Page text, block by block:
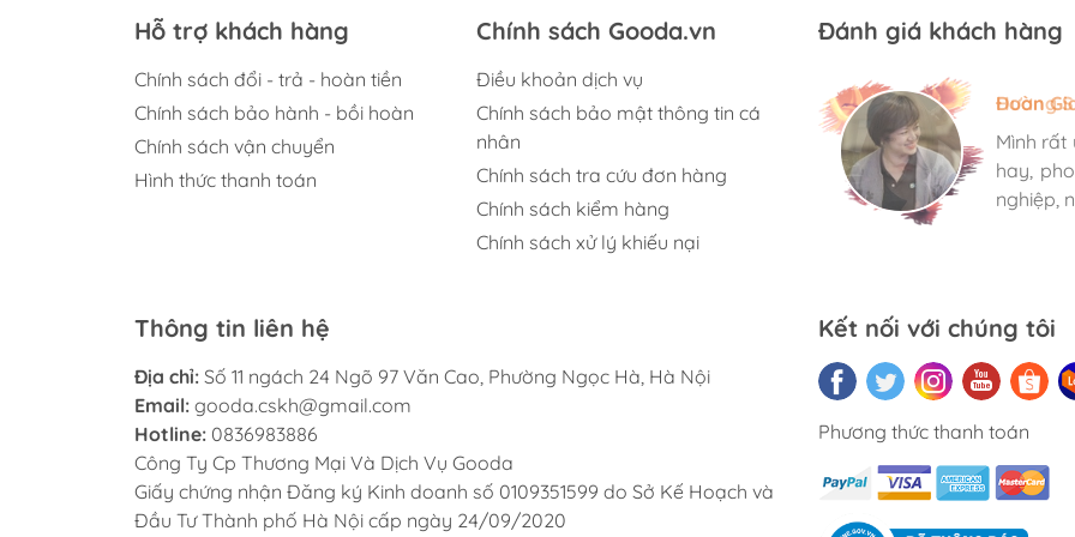
- Năm xuất bản: 2019
- Hình thức: Bìa mềm
Hỗ trợ khách hàng
Chính sách đổi - trả - hoàn tiền
Chính sách bảo hành - bồi hoàn
Chính sách vận chuyển
Hình thức thanh toán
Chính sách Gooda.vn
Điều khoản dịch vụ
Chính sách bảo mật thông tin cá
nhân
Chính sách tra cứu đơn hàng
Chính sách kiểm hàng
Chính sách xử lý khiếu nại
Đánh giá khách hàng
Hương
Mình rất
hay,
nghiệp,
Đoàn
Mình rất
hay,
nghiệp,
Ngọc
Mình rất
hay,
nghiệp,
Thông tin liên hệ
Địa chỉ: Số 11 ngách 24 Ngõ 97 Văn Cao, Phường Ngọc Hà, Hà Nội
Email: gooda.cskh@gmail.com
Hotline: 0836983886
Công Ty Cp Thương Mại Và Dịch Vụ Gooda
Giấy chứng nhận Đăng ký Kinh doanh số 0109351599 do Sở Kế Hoạch và
Đầu Tư Thành phố Hà Nội cấp ngày 24/09/2020
Kết nối với chúng tôi
Phương thức thanh toán